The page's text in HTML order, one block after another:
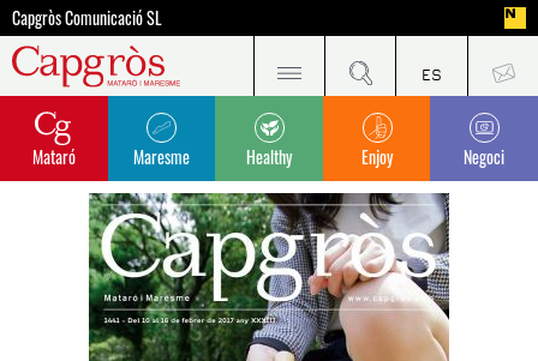
Capgròs Comunicació SL
Mataró Maresme Healthy Enjoy Negoci